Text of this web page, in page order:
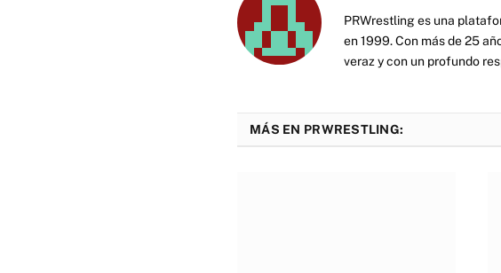
PRWrestling es una
en 1999. Con más de 25
veraz y con un profundo
MÁS EN PRWRESTLING: